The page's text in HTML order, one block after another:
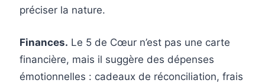
préciser la nature.
Finances. Le 5 de Cœur n’est pas une carte
financière, mais il suggère des dépenses
émotionnelles : cadeaux de réconciliation, frais